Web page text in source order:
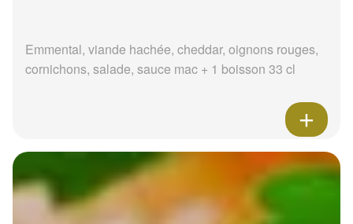
Emmental, viande hachée, cheddar, oignons rouges,
cornichons, salade, sauce mac + 1 boisson 33 cl